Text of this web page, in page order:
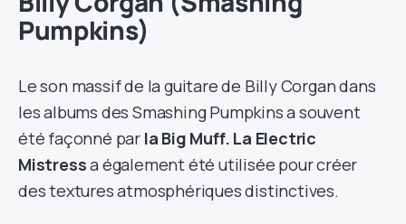
Pumpkins)
Le son massif de la guitare de Billy Corgan dans
les albums des Smashing Pumpkins a souvent
été façonné par la Big Muff. La Electric
Mistressa également été utilisée pour créer
des textures atmosphériques distinctives.